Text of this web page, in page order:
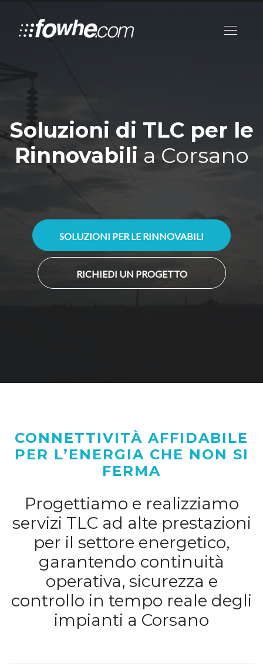
Soluzioni di TLC per le
Rinnovabili a Corsano
SOLUZIONI PER LE RINNOVABILI
RICHIEDI UN PROGETTO
CONNETTIVITÀ AFFIDABILE
PER L’ENERGIA CHE NON SI
FERMA
Progettiamo e realizziamo
servizi TLC ad alte prestazioni
per il settore energetico,
garantendo continuità
operativa, sicurezza e
controllo in tempo reale degli
impianti a Corsano